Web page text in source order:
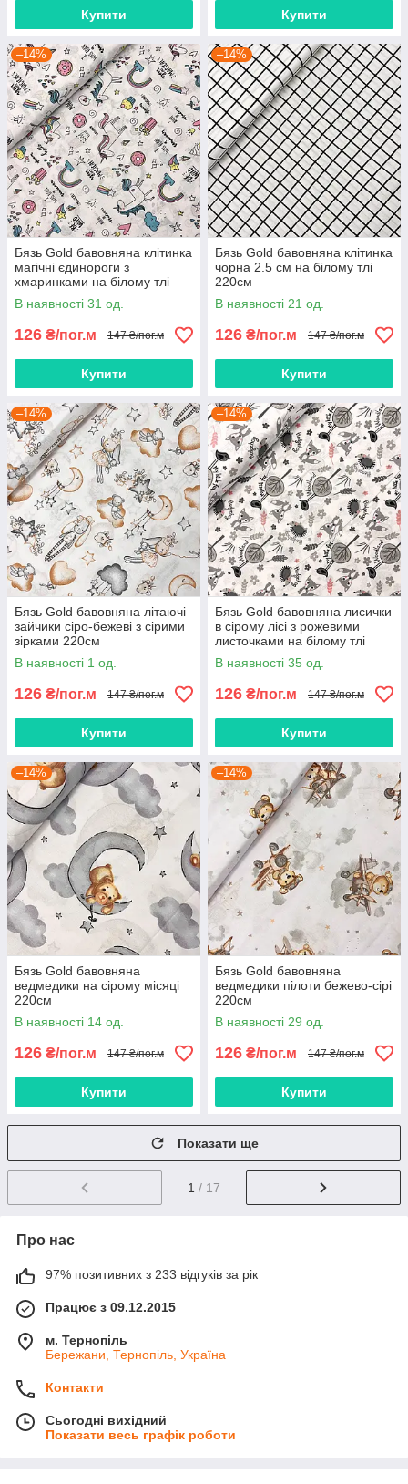
Купити Купити
–14%
Бязь Gold бавовняна клітинка
магічні єдинороги з
хмаринками на білому тлі
220см
В наявності 31 од.
126 ₴/пог.м 147 ₴/пог.м
Купити
–14%
Бязь Gold бавовняна клітинка
чорна 2.5 см на білому тлі
220см
В наявності 21 од.
126 ₴/пог.м 147 ₴/пог.м
Купити
–14%
Бязь Gold бавовняна літаючі
зайчики сіро-бежеві з сірими
зірками 220см
В наявності 1 од.
126 ₴/пог.м 147 ₴/пог.м
Купити
–14%
Бязь Gold бавовняна лисички
в сірому лісі з рожевими
листочками на білому тлі
220см
В наявності 35 од.
126 ₴/пог.м 147 ₴/пог.м
Купити
–14%
Бязь Gold бавовняна
ведмедики на сірому місяці
220см
В наявності 14 од.
126 ₴/пог.м 147 ₴/пог.м
Купити
–14%
Бязь Gold бавовняна
ведмедики пілоти бежево-сірі
220см
В наявності 29 од.
126 ₴/пог.м 147 ₴/пог.м
Купити
Показати ще
1 / 17
Про нас
97% позитивних з 233 відгуків за рік
Працює з 09.12.2015
м. Тернопіль
Бережани, Тернопіль, Україна
Контакти
Сьогодні вихідний
Показати весь графік роботи